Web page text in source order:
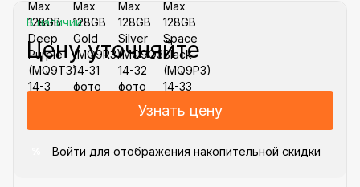
В наличии
Цену уточняйте
Узнать цену
Войти для отображения накопительной скидки